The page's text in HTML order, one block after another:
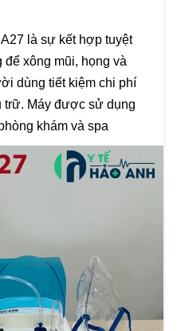
là sự kết hợp tuyệt
xông mũi, họng và
dùng tiết kiệm chi phí
trữ. Máy được sử dụng
khám và spa